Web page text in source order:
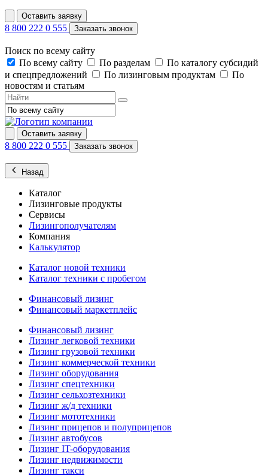
Оставить заявку
8 800 222 0 555 Заказать звонок
Поиск по всему сайту
По всему сайту
По разделам
По каталогу субсидий
и спецпредложений
По лизинговым продуктам
По
новостям и статьям
Оставить заявку
8 800 222 0 555 Заказать звонок
Назад
Каталог
Лизинговые продукты
Сервисы
Лизингополучателям
Компания
Калькулятор
Каталог новой техники
Каталог техники с пробегом
Финансовый лизинг
Финансовый маркетплейс
Финансовый лизинг
Лизинг легковой техники
Лизинг грузовой техники
Лизинг коммерческой техники
Лизинг оборудования
Лизинг спецтехники
Лизинг сельхозтехники
Лизинг ж/д техники
Лизинг мототехники
Лизинг прицепов и полуприцепов
Лизинг автобусов
Лизинг IT-оборудования
Лизинг недвижимости
Лизинг такси